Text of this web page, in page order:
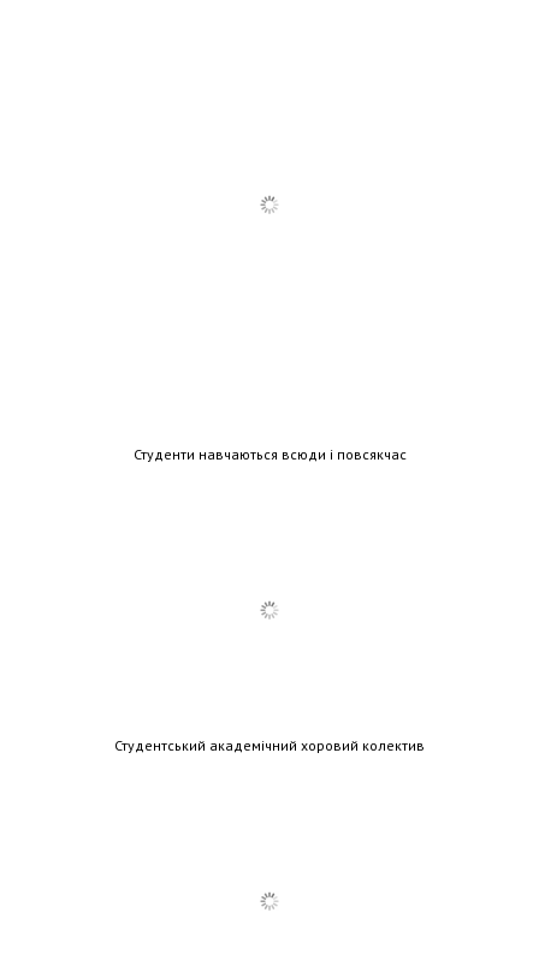
Студенти навчаються всюди і повсякчас
Студентський академічний хоровий колектив